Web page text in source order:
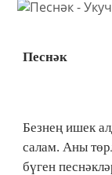
Песнәк
Безнең ишек
салам. Аны
бүген